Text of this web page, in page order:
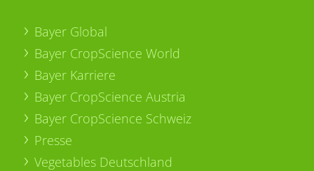
Bayer Global
Bayer CropScience World
Bayer Karriere
Bayer CropScience Austria
Bayer CropScience Schweiz
Presse
Vegetables Deutschland